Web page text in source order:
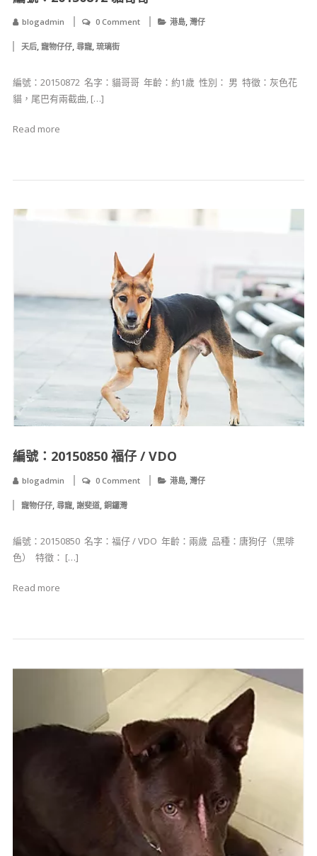
blogadmin 0 Comment 港島, 灣仔
天后, 寵物仔仔, 尋寵, 琉璃街
編號：20150872 ​ 名字：貓哥哥 ​ 年齡：約1歲 ​ 性別： 男 ​ 特徵：灰色花
貓，尾巴有兩截曲, […]
Read more
編號：20150850 福仔 / VDO
blogadmin 0 Comment 港島, 灣仔
寵物仔仔, 尋寵, 謝斐道, 銅鑼灣
編號：20150850 ​ 名字：福仔 / VDO ​ 年齡：兩歲 ​ 品種：唐狗仔（黑啡
色） ​ ​​特徵： […]
Read more